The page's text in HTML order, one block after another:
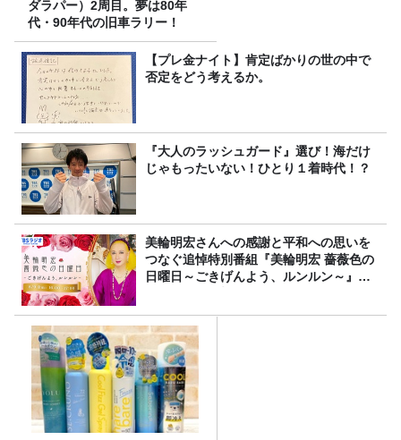
ダラパー）2周目。夢は80年
代・90年代の旧車ラリー！
【プレ金ナイト】肯定ばかりの世の中で
否定をどう考えるか。
『大人のラッシュガード』選び！海だけ
じゃもったいない！ひとり１着時代！？
美輪明宏さんへの感謝と平和への思いを
つなぐ追悼特別番組『美輪明宏 薔薇色の
日曜日～ごきげんよう、ルンルン～』